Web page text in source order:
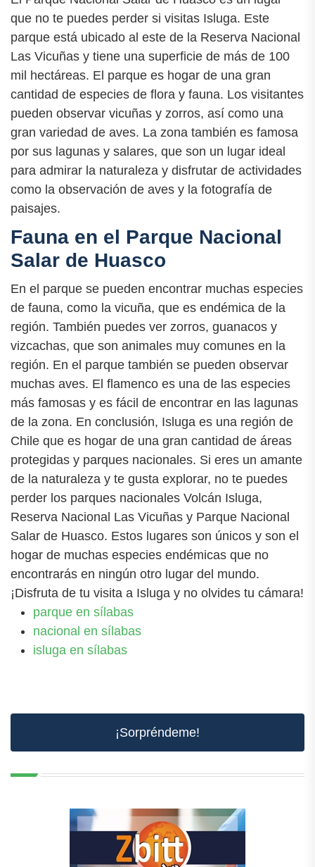
que no te puedes perder si visitas Isluga. Este
parque está ubicado al este de la Reserva Nacional
Las Vicuñas y tiene una superficie de más de 100
mil hectáreas. El parque es hogar de una gran
cantidad de especies de flora y fauna. Los visitantes
pueden observar vicuñas y zorros, así como una
gran variedad de aves. La zona también es famosa
por sus lagunas y salares, que son un lugar ideal
para admirar la naturaleza y disfrutar de actividades
como la observación de aves y la fotografía de
paisajes.
Fauna en el Parque Nacional
Salar de Huasco
En el parque se pueden encontrar muchas especies
de fauna, como la vicuña, que es endémica de la
región. También puedes ver zorros, guanacos y
vizcachas, que son animales muy comunes en la
región. En el parque también se pueden observar
muchas aves. El flamenco es una de las especies
más famosas y es fácil de encontrar en las lagunas
de la zona. En conclusión, Isluga es una región de
Chile que es hogar de una gran cantidad de áreas
protegidas y parques nacionales. Si eres un amante
de la naturaleza y te gusta explorar, no te puedes
perder los parques nacionales Volcán Isluga,
Reserva Nacional Las Vicuñas y Parque Nacional
Salar de Huasco. Estos lugares son únicos y son el
hogar de muchas especies endémicas que no
encontrarás en ningún otro lugar del mundo.
¡Disfruta de tu visita a Isluga y no olvides tu cámara!
parque en sílabas
nacional en sílabas
isluga en sílabas
¡Sorpréndeme!